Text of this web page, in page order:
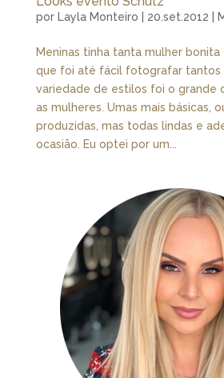
por Layla Monteiro 20.set.2012
Meninas tinha tanta mulher
que foi até fácil fotografar tantos
variedade de estilos foi o grande
as mulheres. Umas mais básicas,
produzidas, mas todas lindas e
ocasião. Eu optei por um...